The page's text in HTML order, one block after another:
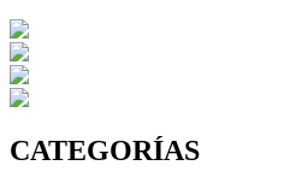
CATEGORÍAS